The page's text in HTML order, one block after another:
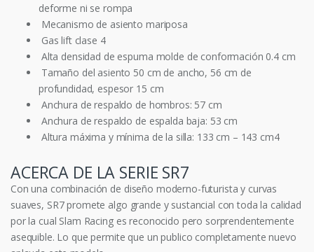
deforme ni se rompa
Mecanismo de asiento mariposa
Gas lift clase 4
Alta densidad de espuma molde de conformación 0.4 cm
Tamaño del asiento 50 cm de ancho, 56 cm de
profundidad, espesor 15 cm
Anchura de respaldo de hombros: 57 cm
Anchura de respaldo de espalda baja: 53 cm
Altura máxima y mínima de la silla: 133 cm – 143 cm4
ACERCA DE LA SERIE SR7
Con una combinación de diseño moderno-futurista y curvas
suaves, SR7 promete algo grande y sustancial con toda la calidad
por la cual Slam Racing es reconocido pero sorprendentemente
asequible. Lo que permite que un publico completamente nuevo